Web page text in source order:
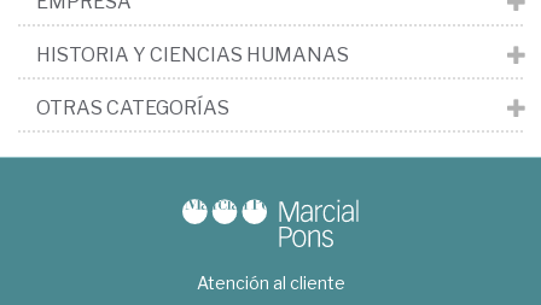
HISTORIA Y CIENCIAS HUMANAS
OTRAS CATEGORÍAS
Atención al cliente